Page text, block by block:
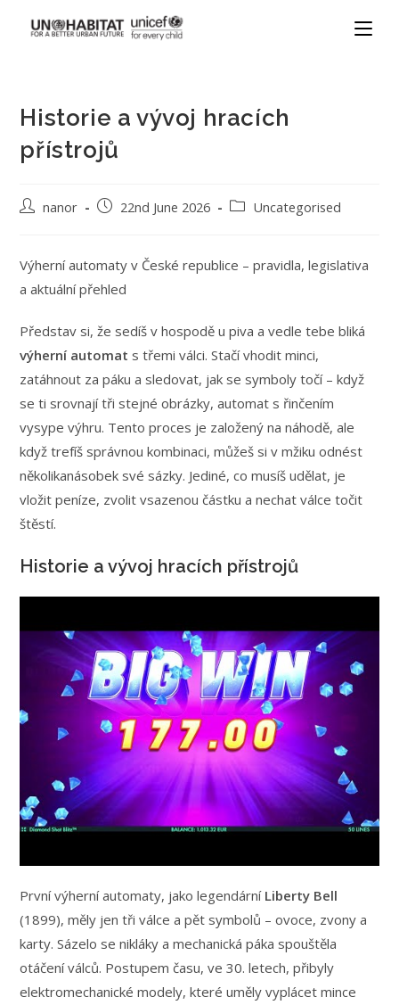
Historie a vývoj hracích
přístrojů
nanor 22nd June 2026 Uncategorised
Výherní automaty v České republice – pravidla, legislativa
a aktuální přehled
Představ si, že sedíš v hospodě u piva a vedle tebe bliká
výherní automat s třemi válci. Stačí vhodit minci,
zatáhnout za páku a sledovat, jak se symboly točí – když
se ti srovnají tři stejné obrázky, automat s řinčením
vysype výhru. Tento proces je založený na náhodě, ale
když trefíš správnou kombinaci, můžeš si v mžiku odnést
několikanásobek své sázky. Jediné, co musíš udělat, je
vložit peníze, zvolit vsazenou částku a nechat válce točit
štěstí.
Historie a vývoj hracích přístrojů
První výherní automaty, jako legendární Liberty Bell
(1899), měly jen tři válce a pět symbolů – ovoce, zvony a
karty. Sázelo se nikláky a mechanická páka spouštěla
otáčení válců. Postupem času, ve 30. letech, přibyly
elektromechanické modely, které uměly vyplácet mince